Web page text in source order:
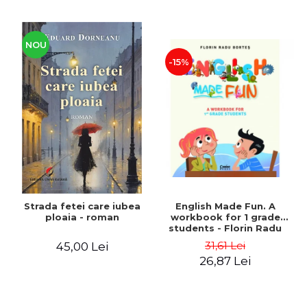
NOU
Strada fetei care iubea
ploaia - roman
45,00 Lei
-15%
English Made Fun. A
workbook for 1 grade
students - Florin Radu
Bortes
31,61 Lei
26,87 Lei